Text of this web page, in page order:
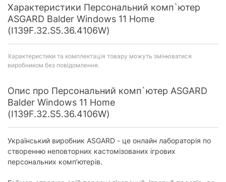
Характеристики Персональний комп`ютер
ASGARD Balder Windows 11 Home
(I139F.32.S5.36.4106W)
Характеристики та комплектація товару можуть змінюватися
виробником без повідомлення.
Опис про Персональний комп`ютер ASGARD
Balder Windows 11 Home
(I139F.32.S5.36.4106W)
Український виробник ASGARD - це онлайн лабораторія по
створенню неповторних кастомізованих ігрових
персональних комп’ютерів.